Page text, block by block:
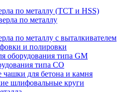
по металлу (TCT и HSS)
по металлу
по металлу c выталкивателем
и полировки
оборудования типа GM
типа СО
для бетона и камня
шлифовальные круги